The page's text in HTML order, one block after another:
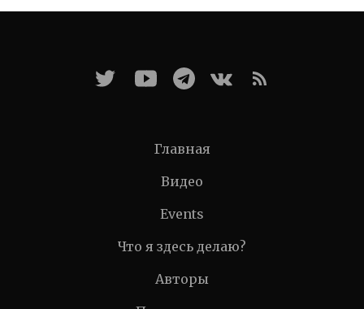
Главная
Видео
Events
Что я здесь делаю?
Авторы